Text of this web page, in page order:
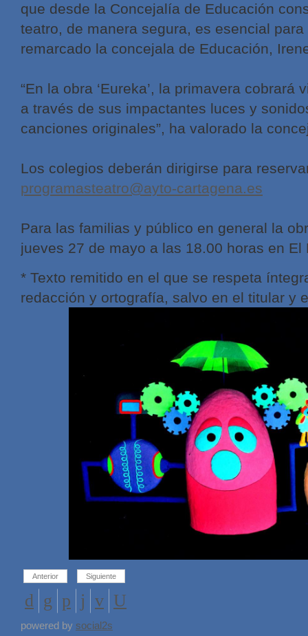
que desde la Concejalía de Educación
teatro, de manera segura, es esencial
remarcado la concejala de Educación,
“En la obra ‘Eureka’, la primavera
a través de sus impactantes luces y
canciones originales”, ha valorado la
Los colegios deberán dirigirse para
programasteatro@ayto-cartagena.es
Para las familias y público en general la
jueves 27 de mayo a las 18.00 horas en
* Texto remitido en el que se respeta
redacción y ortografía, salvo en el titular y
Anterior Siguiente
powered by social2s